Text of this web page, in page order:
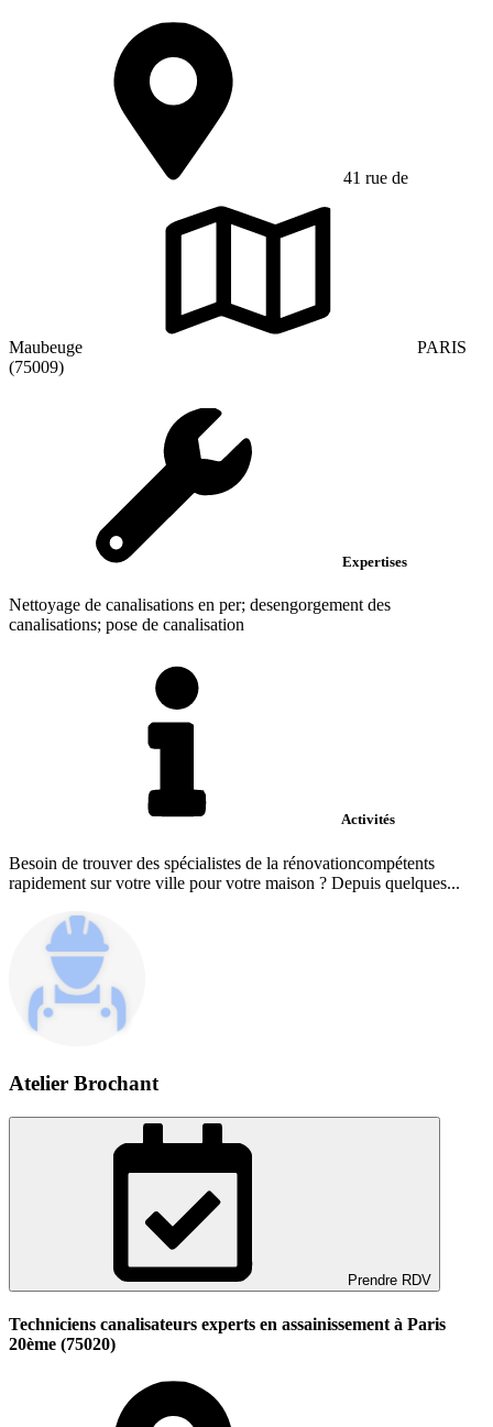
41 rue de
Maubeuge
PARIS
(75009)
Expertises
Nettoyage de canalisations en per; desengorgement des
canalisations; pose de canalisation
Activités
Besoin de trouver des spécialistes de la rénovationcompétents
rapidement sur votre ville pour votre maison ? Depuis quelques...
Atelier Brochant
Prendre RDV
Techniciens canalisateurs experts en assainissement à Paris
20ème (75020)